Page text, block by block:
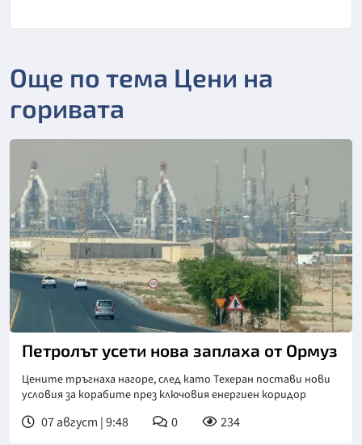
Още по тема Цени на
горивата
Петролът усети нова заплаха от Ормуз
Цените тръгнаха нагоре, след като Техеран постави нови
условия за корабите през ключовия енергиен коридор
07 август | 9:48 0 234